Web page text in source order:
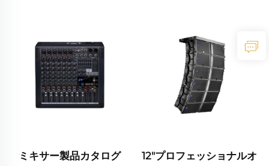
ミキサー製品カタログ
12"プロフェッショナルオ